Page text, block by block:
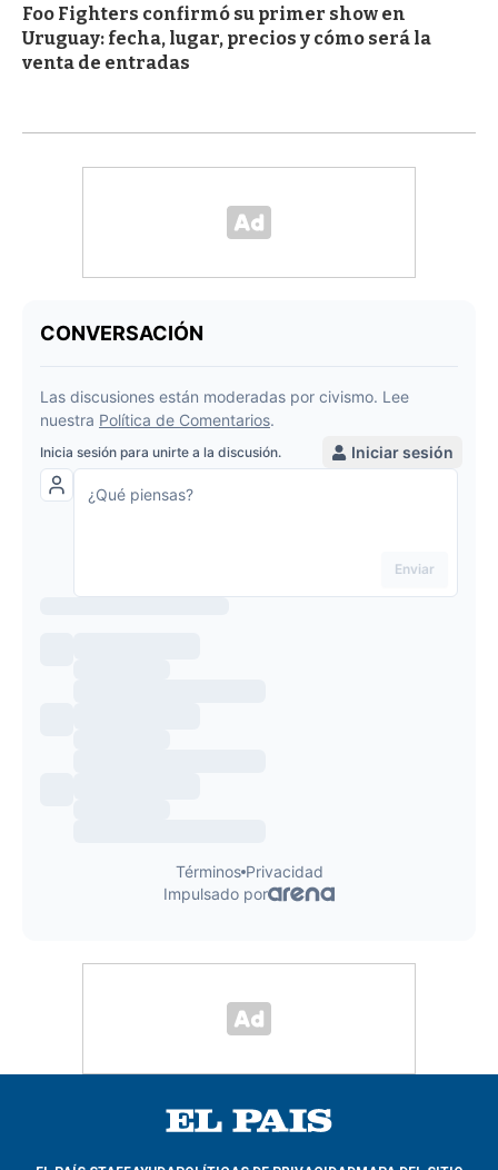
Foo Fighters confirmó su primer show en
Uruguay: fecha, lugar, precios y cómo será la
venta de entradas